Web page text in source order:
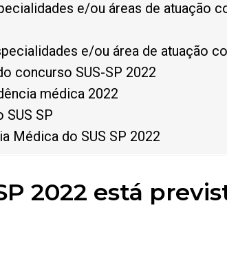
e/ou áreas de atuação
e/ou área de atuação
concurso SUS-SP 2022
médica 2022
SUS SP
Médica do SUS SP 2022
2022 está